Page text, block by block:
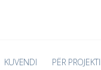
KUVENDI PËR